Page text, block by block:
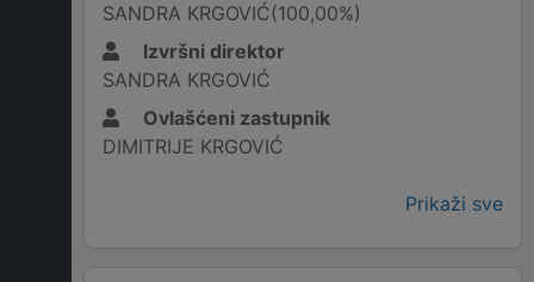
SANDRA KRGOVIĆ(100,00%)
Izvršni direktor
SANDRA KRGOVIĆ
Ovlašćeni zastupnik
DIMITRIJE KRGOVIĆ
Prikaži sve